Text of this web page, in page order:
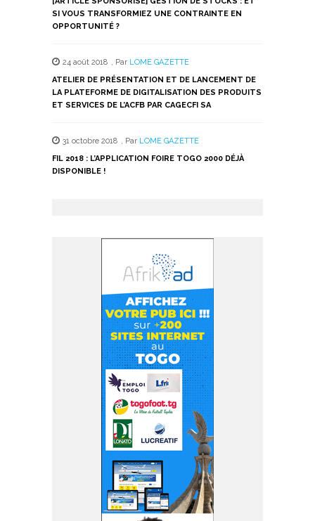
SI VOUS TRANSFORMIEZ UNE CONTRAINTE EN
OPPORTUNITÉ ?
24 août 2018 , Par LOME GAZETTE
ATELIER DE PRÉSENTATION ET DE LANCEMENT DE
LA PLATEFORME DE DIGITALISATION DES PRODUITS
ET SERVICES DE L’ACFB PAR CAGECFI SA
31 octobre 2018 , Par LOME GAZETTE
FIL 2018 : L’APPLICATION FOIRE TOGO 2000 DÉJÀ
DISPONIBLE !